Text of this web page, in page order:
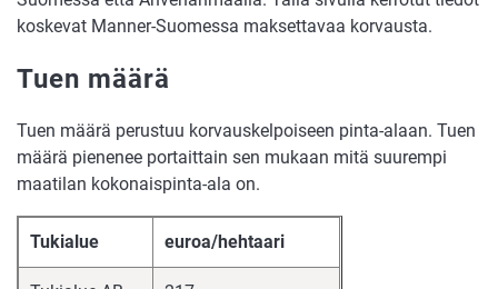
koskevat Manner-Suomessa maksettavaa korvausta.
Tuen määrä
Tuen määrä perustuu korvauskelpoiseen pinta-alaan. Tuen
määrä pienenee portaittain sen mukaan mitä suurempi
maatilan kokonaispinta-ala on.
Tukialue euroa/hehtaari